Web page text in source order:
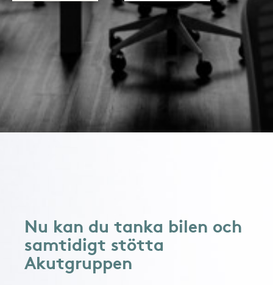
Nu kan du tanka bilen och
samtidigt stötta
Akutgruppen